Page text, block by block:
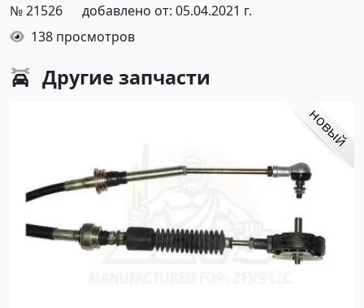
№ 21526
добавлено от: 05.04.2021 г.
138 просмотров
Другие запчасти